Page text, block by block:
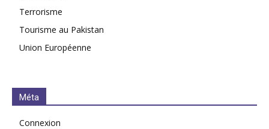
Terrorisme
Tourisme au Pakistan
Union Européenne
Méta
Connexion